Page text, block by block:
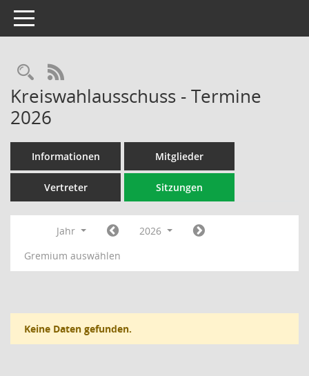
Toggle navigation
Rechercheauswahl
RSS-Feed
Kreiswahlausschuss - Termine
2026
Informationen Mitglieder
Vertreter Sitzungen
Jahr
2026
Gremium auswählen
Keine Daten gefunden.